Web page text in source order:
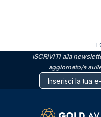
ISCRIVITI alla
aggiornato/a